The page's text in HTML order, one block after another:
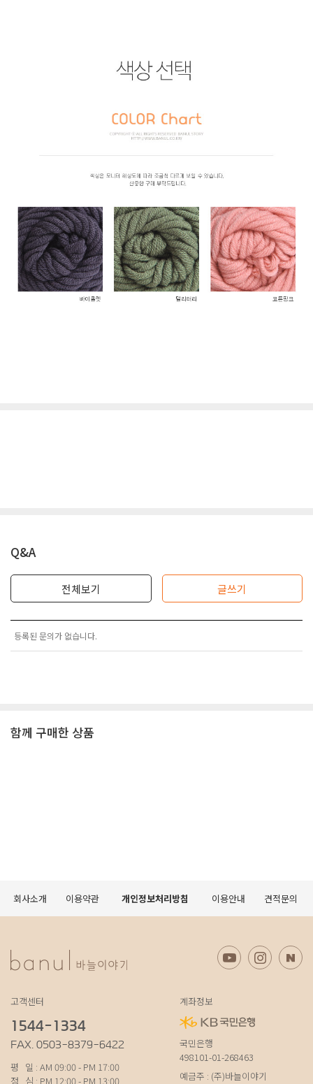
Q&A
전체보기 글쓰기
등록된 문의가 없습니다.
함께 구매한 상품
회사소개 이용약관 개인정보처리방침 이용안내 견적문의
고객센터
1544-1334
FAX. 0503-8379-6422
평 일 : AM 09:00 - PM 17:00
점 심 : PM 12:00 - PM 13:00
계좌정보
국민은행
498101-01-268463
예금주 : (주)바늘이야기